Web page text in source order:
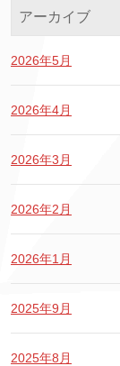
アーカイブ
2026年5月
2026年4月
2026年3月
2026年2月
2026年1月
2025年9月
2025年8月